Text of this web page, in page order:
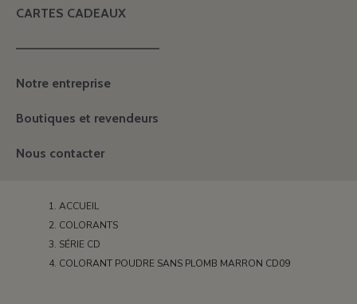
CARTES CADEAUX
———————————————
Notre entreprise
Boutiques et revendeurs
Nous contacter
ACCUEIL
COLORANTS
SÉRIE CD
COLORANT POUDRE SANS PLOMB MARRON CD09